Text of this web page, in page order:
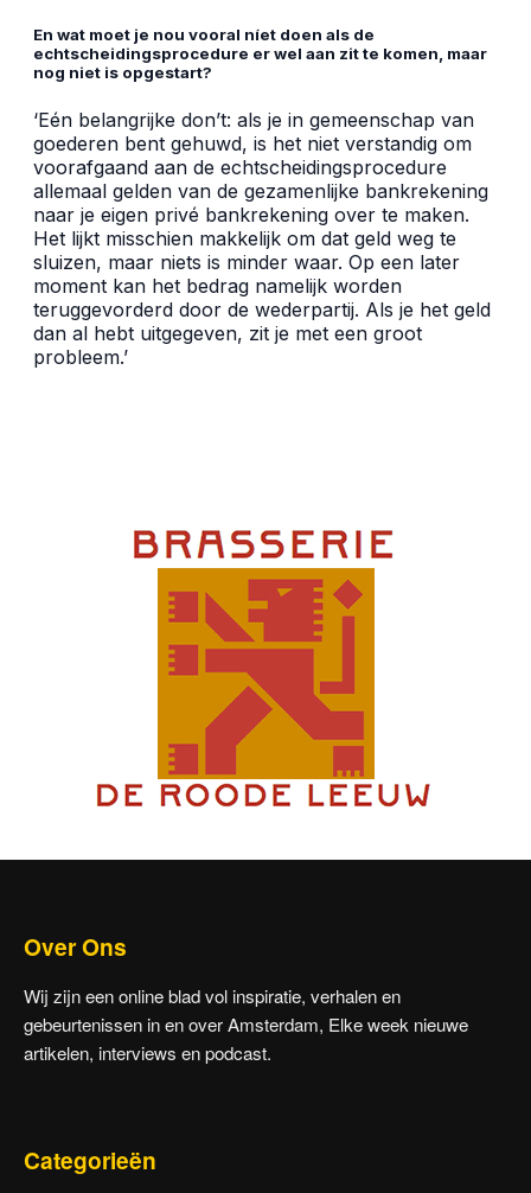
En wat moet je nou vooral níet doen als de
echtscheidingsprocedure er wel aan zit te komen, maar
nog niet is opgestart?
‘Eén belangrijke don’t: als je in gemeenschap van
goederen bent gehuwd, is het niet verstandig om
voorafgaand aan de echtscheidingsprocedure
allemaal gelden van de gezamenlijke bankrekening
naar je eigen privé bankrekening over te maken.
Het lijkt misschien makkelijk om dat geld weg te
sluizen, maar niets is minder waar. Op een later
moment kan het bedrag namelijk worden
teruggevorderd door de wederpartij. Als je het geld
dan al hebt uitgegeven, zit je met een groot
probleem.’
Over Ons
Wij zijn een online blad vol inspiratie, verhalen en
gebeurtenissen in en over Amsterdam, Elke week nieuwe
artikelen, interviews en podcast.
Categorieën